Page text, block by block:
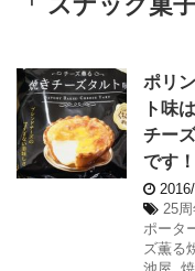
ポリ
ト味
チー
です！
25
ポータ
ズ薫る